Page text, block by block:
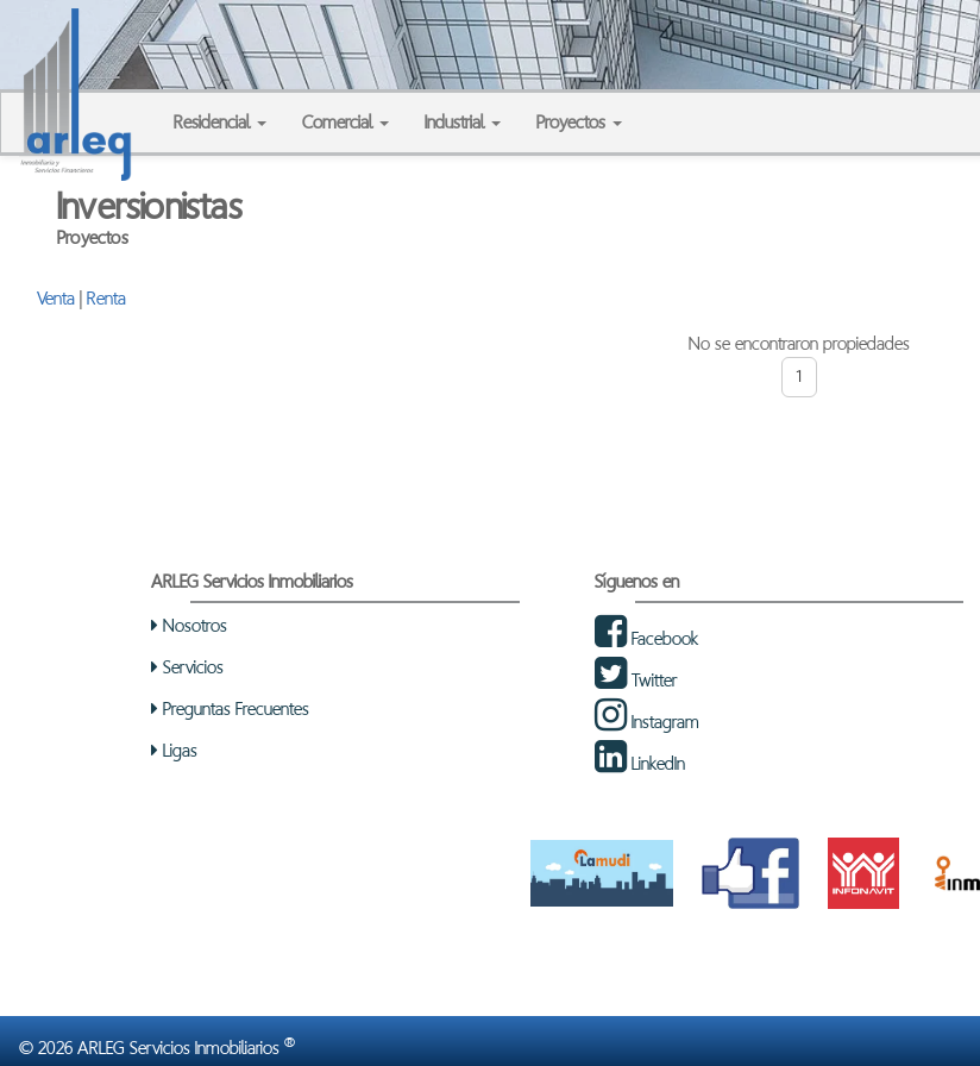
Residencial Comercial Industrial Proyectos
Inversionistas
Proyectos
Venta | Renta
No se encontraron propiedades
1
ARLEG Servicios Inmobiliarios
Nosotros
Servicios
Preguntas Frecuentes
Ligas
Síguenos en
Facebook
Twitter
Instagram
LinkedIn
© 2026 ARLEG Servicios Inmobiliarios®